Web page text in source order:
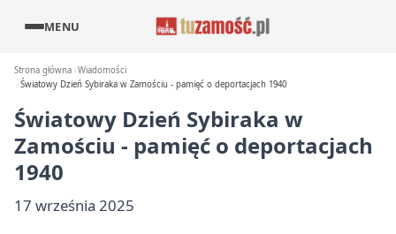
MENU
Strona główna Wiadomości
Światowy Dzień Sybiraka w Zamościu - pamięć o deportacjach 1940
Światowy Dzień Sybiraka w
Zamościu - pamięć o deportacjach
1940
17 września 2025